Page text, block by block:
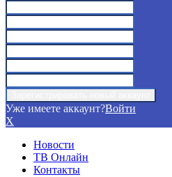
Уже имеете аккаунт?Войти
X
Новости
ТВ Онлайн
Контакты